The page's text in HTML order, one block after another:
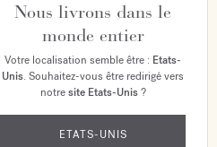
Nous livrons dans le
monde entier
Votre localisation semble être : Etats-
Unis. Souhaitez-vous être redirigé vers
notresite Etats-Unis?
ETATS-UNIS